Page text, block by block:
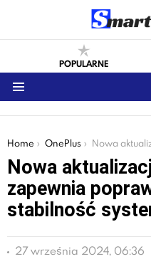
POPULARNE
You are here:
Home OnePlus Nowa aktualizacja OnePlus 5T zapewnia poprawę jakości zdjęć i
Nowa
zapewnia
stabilność
27 września 2024, 06:36